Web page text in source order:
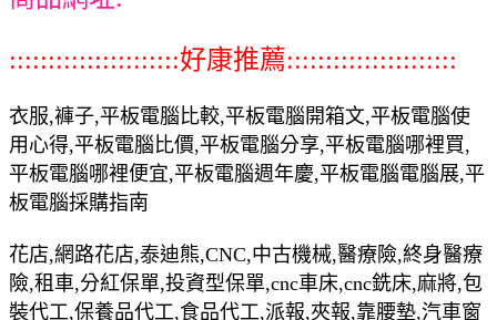
::::::::::::::::::::::好康推薦::::::::::::::::::::::
衣服,褲子,平板電腦比較,平板電腦開箱文,平板電腦使
用心得,平板電腦比價,平板電腦分享,平板電腦哪裡買,
平板電腦哪裡便宜,平板電腦週年慶,平板電腦電腦展,平
板電腦採購指南
花店,網路花店,泰迪熊,CNC,中古機械,醫療險,終身醫療
險,租車,分紅保單,投資型保單,cnc車床,cnc銑床,麻將,包
裝代工,保養品代工,食品代工,派報,夾報,靠腰墊,汽車窗